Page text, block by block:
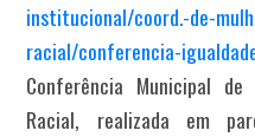
institucional/coord.-de-
racial/conferencia-
Conferência Municipal
Racial, realizada em